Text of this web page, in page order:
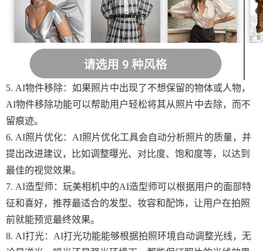
5. AI物件移除：如果照片中出现了不想保留的物体或人物，
AI物件移除功能可以帮助用户轻松将其从照片中去除，而不
留痕迹。
6. AI照片优化：AI照片优化工具会自动分析照片的质量，并
提出改进建议，比如调整曝光、对比度、饱和度等，以达到
最佳的视觉效果。
7. AI造型师：玩美相机中的AI造型师可以根据用户的面部特
征和喜好，推荐最适合的发型、妆容和配饰，让用户在拍照
前就能预览最终效果。
8. AI打光：AI打光功能能够根据拍照环境自动调整光线，无